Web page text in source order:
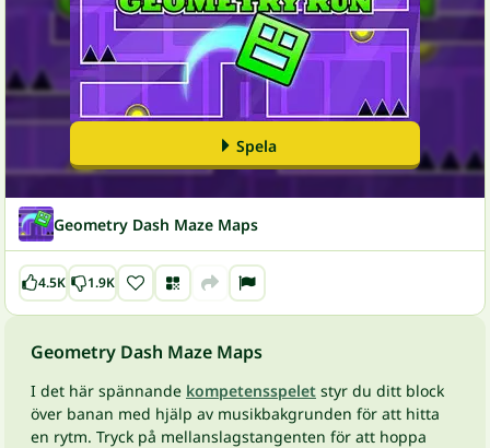
Spela
Geometry Dash Maze Maps
4.5K 1.9K
Geometry Dash Maze Maps
I det här spännande kompetensspelet styr du ditt block
över banan med hjälp av musikbakgrunden för att hitta
en rytm. Tryck på mellanslagstangenten för att hoppa